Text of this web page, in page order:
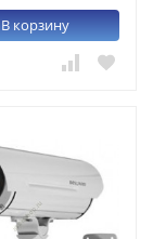
В корзину